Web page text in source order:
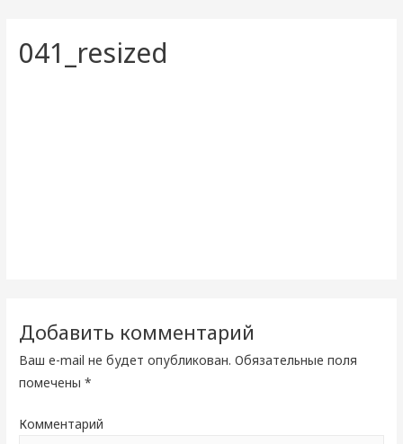
041_resized
Добавить комментарий
Ваш e-mail не будет опубликован. Обязательные поля
помечены*
Комментарий